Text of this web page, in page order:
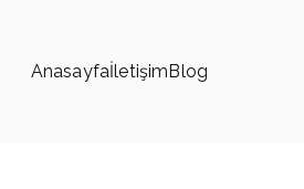
AnasayfaİletişimBlog